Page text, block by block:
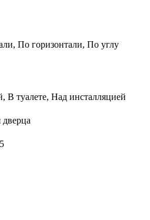
По горизонтали, По углу
В туалете, Над инсталляцией